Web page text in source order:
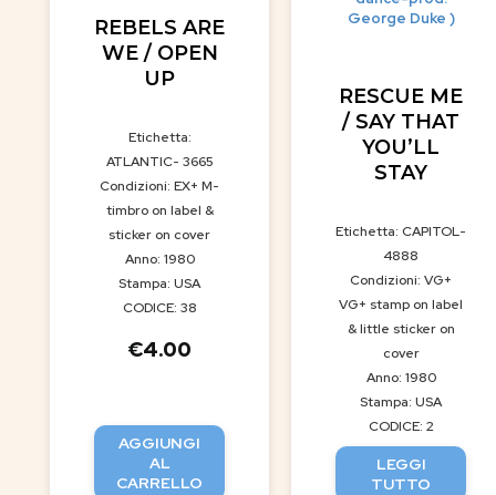
REBELS ARE
WE / OPEN
UP
Etichetta:
ATLANTIC- 3665
Condizioni: EX+ M-
timbro on label &
sticker on cover
Anno: 1980
Stampa: USA
CODICE: 38
€4.00
AGGIUNGI
AL
CARRELLO
George Duke )
RESCUE ME
/ SAY THAT
YOU’LL
STAY
Etichetta: CAPITOL-
4888
Condizioni: VG+
VG+ stamp on label
& little sticker on
cover
Anno: 1980
Stampa: USA
CODICE: 2
LEGGI
TUTTO